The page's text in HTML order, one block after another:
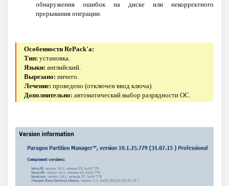
обнаружения ошибок на диске или некорректного
прерывания операции.
Особенности RePack'a:
Тип: установка.
Языки: английский.
Вырезано: ничего.
Лечение: проведено (отключен ввод ключа).
Дополнительно: автоматический выбор разрядности ОС.